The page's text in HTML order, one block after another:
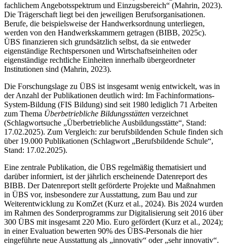
fachlichem Angebotsspektrum und Einzugsbereich“ (Mahrin, 2023).
Die Trägerschaft liegt bei den jeweiligen Berufsorganisationen.
Berufe, die beispielsweise der Handwerksordnung unterliegen,
werden von den Handwerkskammern getragen (BIBB, 2025c).
ÜBS finanzieren sich grundsätzlich selbst, da sie entweder
eigenständige Rechtspersonen und Wirtschaftseinheiten oder
eigenständige rechtliche Einheiten innerhalb übergeordneter
Institutionen sind (Mahrin, 2023).
Die Forschungslage zu ÜBS ist insgesamt wenig entwickelt, was in
der Anzahl der Publikationen deutlich wird: Im Fachinformations-
System-Bildung (FIS Bildung) sind seit 1980 lediglich 71 Arbeiten
zum Thema Überbetriebliche Bildungsstätten verzeichnet
(Schlagwortsuche „Überbetriebliche Ausbildungsstätte“, Stand:
17.02.2025). Zum Vergleich: zur berufsbildenden Schule finden sich
über 19.000 Publikationen (Schlagwort „Berufsbildende Schule“,
Stand: 17.02.2025).
Eine zentrale Publikation, die ÜBS regelmäßig thematisiert und
darüber informiert, ist der jährlich erscheinende Datenreport des
BIBB. Der Datenreport stellt geförderte Projekte und Maßnahmen
in ÜBS vor, insbesondere zur Ausstattung, zum Bau und zur
Weiterentwicklung zu KomZet (Kurz et al., 2024). Bis 2024 wurden
im Rahmen des Sonderprogramms zur Digitalisierung seit 2016 über
300 ÜBS mit insgesamt 220 Mio. Euro gefördert (Kurz et al., 2024);
in einer Evaluation bewerten 90% des ÜBS-Personals die hier
eingeführte neue Ausstattung als „innovativ“ oder „sehr innovativ“.